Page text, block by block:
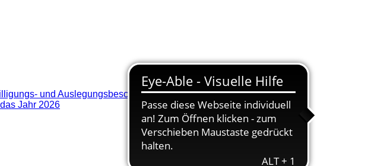
und Auslegungsbeschluss
Jahr 2026